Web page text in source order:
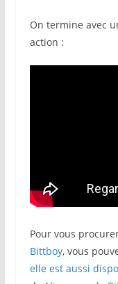
On termine avec
action :
Pour vous
Bittboy, vous
elle est aussi